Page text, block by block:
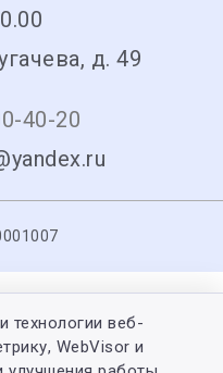
д. 49
40-20
веб-
WebVisor и